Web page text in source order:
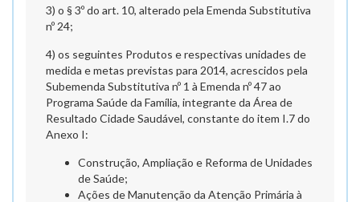
3) o § 3º do art. 10, alterado pela Emenda Substitutiva
nº 24;
4) os seguintes Produtos e respectivas unidades de
medida e metas previstas para 2014, acrescidos pela
Subemenda Substitutiva nº 1 à Emenda nº 47 ao
Programa Saúde da Família, integrante da Área de
Resultado Cidade Saudável, constante do item I.7 do
Anexo I:
Construção, Ampliação e Reforma de Unidades
de Saúde;
Ações de Manutenção da Atenção Primária à